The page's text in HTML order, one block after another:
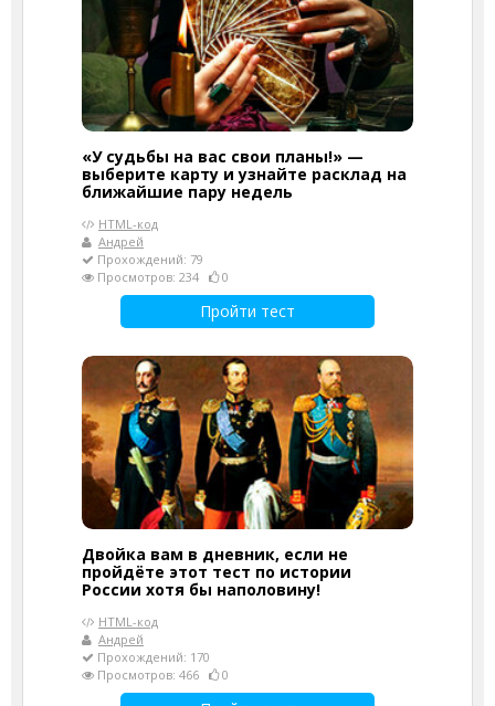
«У судьбы на вас свои планы!» —
выберите карту и узнайте расклад на
ближайшие пару недель
HTML-код
Андрей
Прохождений: 79
Просмотров: 234
0
Пройти тест
Двойка вам в дневник, если не
пройдёте этот тест по истории
России хотя бы наполовину!
HTML-код
Андрей
Прохождений: 170
Просмотров: 466
0